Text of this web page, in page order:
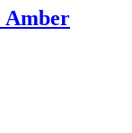
Amber